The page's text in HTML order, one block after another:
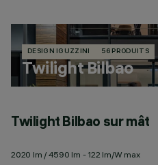
DESIGN IGUZZINI 56 PRODUITS
Twilight Bilbao
Twilight Bilbao sur mât
2020 lm / 4590 lm - 122 lm/W max